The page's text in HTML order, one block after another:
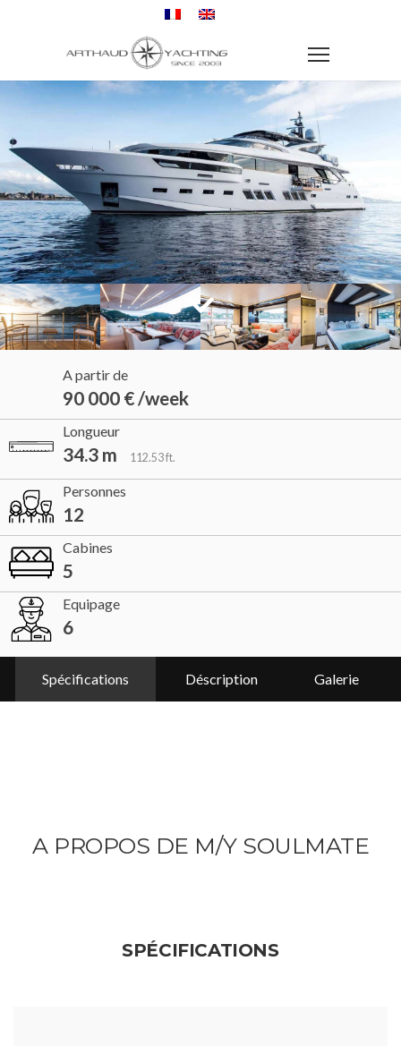
A partir de
90 000 € /week
Longueur
34.3 m 112.53 ft.
Personnes
12
Cabines
5
Equipage
6
Spécifications Déscription Galerie
A PROPOS DE M/Y SOULMATE
SPÉCIFICATIONS